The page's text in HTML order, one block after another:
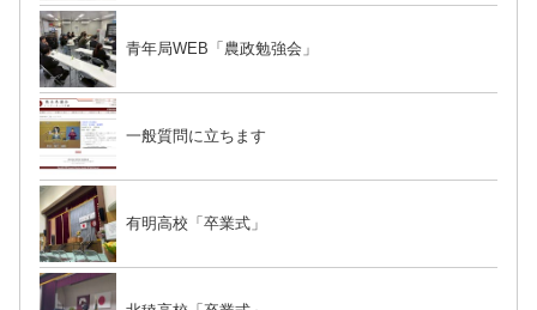
青年局WEB「農政勉強会」
一般質問に立ちます
有明高校「卒業式」